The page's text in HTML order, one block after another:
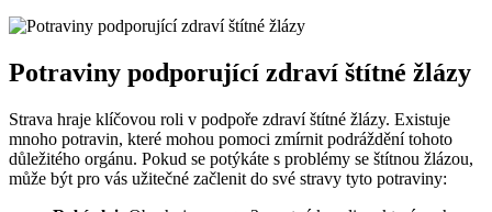
Potraviny podporující zdraví štítné žlázy
Strava hraje klíčovou roli v podpoře zdraví štítné žlázy. Existuje
mnoho potravin, které mohou pomoci zmírnit podráždění tohoto
důležitého orgánu. Pokud se potýkáte s problémy se štítnou žlázou,
může být pro vás užitečné začlenit do své stravy tyto potraviny: